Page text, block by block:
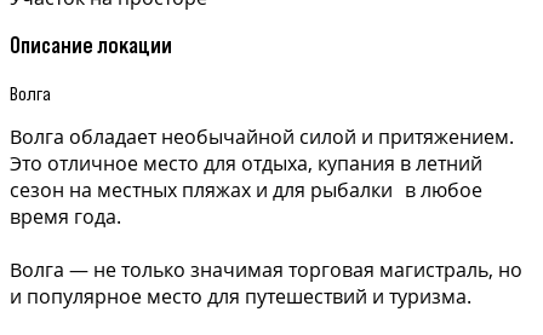
Описание локации
Волга
Волга обладает необычайной силой и притяжением.
Это отличное место для отдыха, купания в летний
сезон на местных пляжах и для рыбалки в любое
время года.
Волга — не только значимая торговая магистраль, но
и популярное место для путешествий и туризма.